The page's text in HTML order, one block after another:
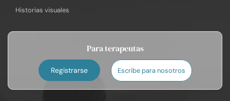
Historias visuales
Para terapeutas
Registrarse Escribe para nosotros